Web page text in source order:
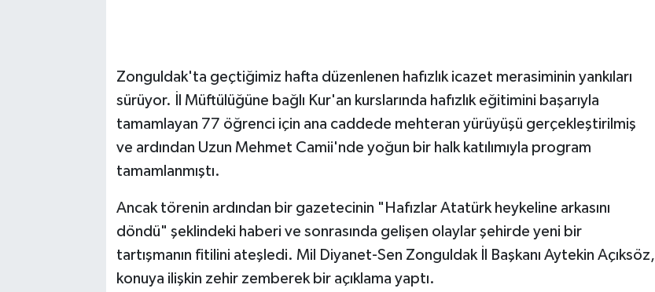
Zonguldak'ta geçtiğimiz hafta düzenlenen hafızlık icazet merasiminin yankıları
sürüyor. İl Müftülüğüne bağlı Kur'an kurslarında hafızlık eğitimini başarıyla
tamamlayan 77 öğrenci için ana caddede mehteran yürüyüşü gerçekleştirilmiş
ve ardından Uzun Mehmet Camii'nde yoğun bir halk katılımıyla program
tamamlanmıştı.
Ancak törenin ardından bir gazetecinin "Hafızlar Atatürk heykeline arkasını
döndü" şeklindeki haberi ve sonrasında gelişen olaylar şehirde yeni bir
tartışmanın fitilini ateşledi. Mil Diyanet-Sen Zonguldak İl Başkanı Aytekin Açıksöz,
konuya ilişkin zehir zemberek bir açıklama yaptı.